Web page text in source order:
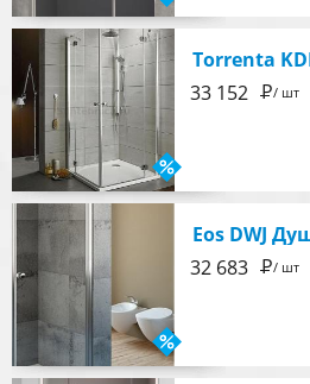
33 152 Р/ шт
32 683 Р/ шт